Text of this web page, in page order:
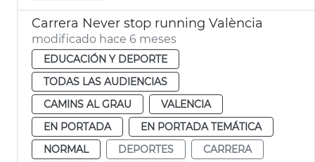
Carrera Never stop running València
modificado hace 6 meses
EDUCACIÓN Y DEPORTE
TODAS LAS AUDIENCIAS
CAMINS AL GRAU
VALENCIA
EN PORTADA
EN PORTADA TEMÁTICA
NORMAL
DEPORTES
CARRERA